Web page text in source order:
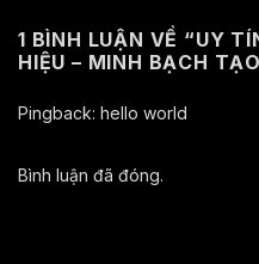
1 BÌNH LUẬN VỀ “UY
HIỆU – MINH BẠCH
Pingback: hello world
Bình luận đã đóng.